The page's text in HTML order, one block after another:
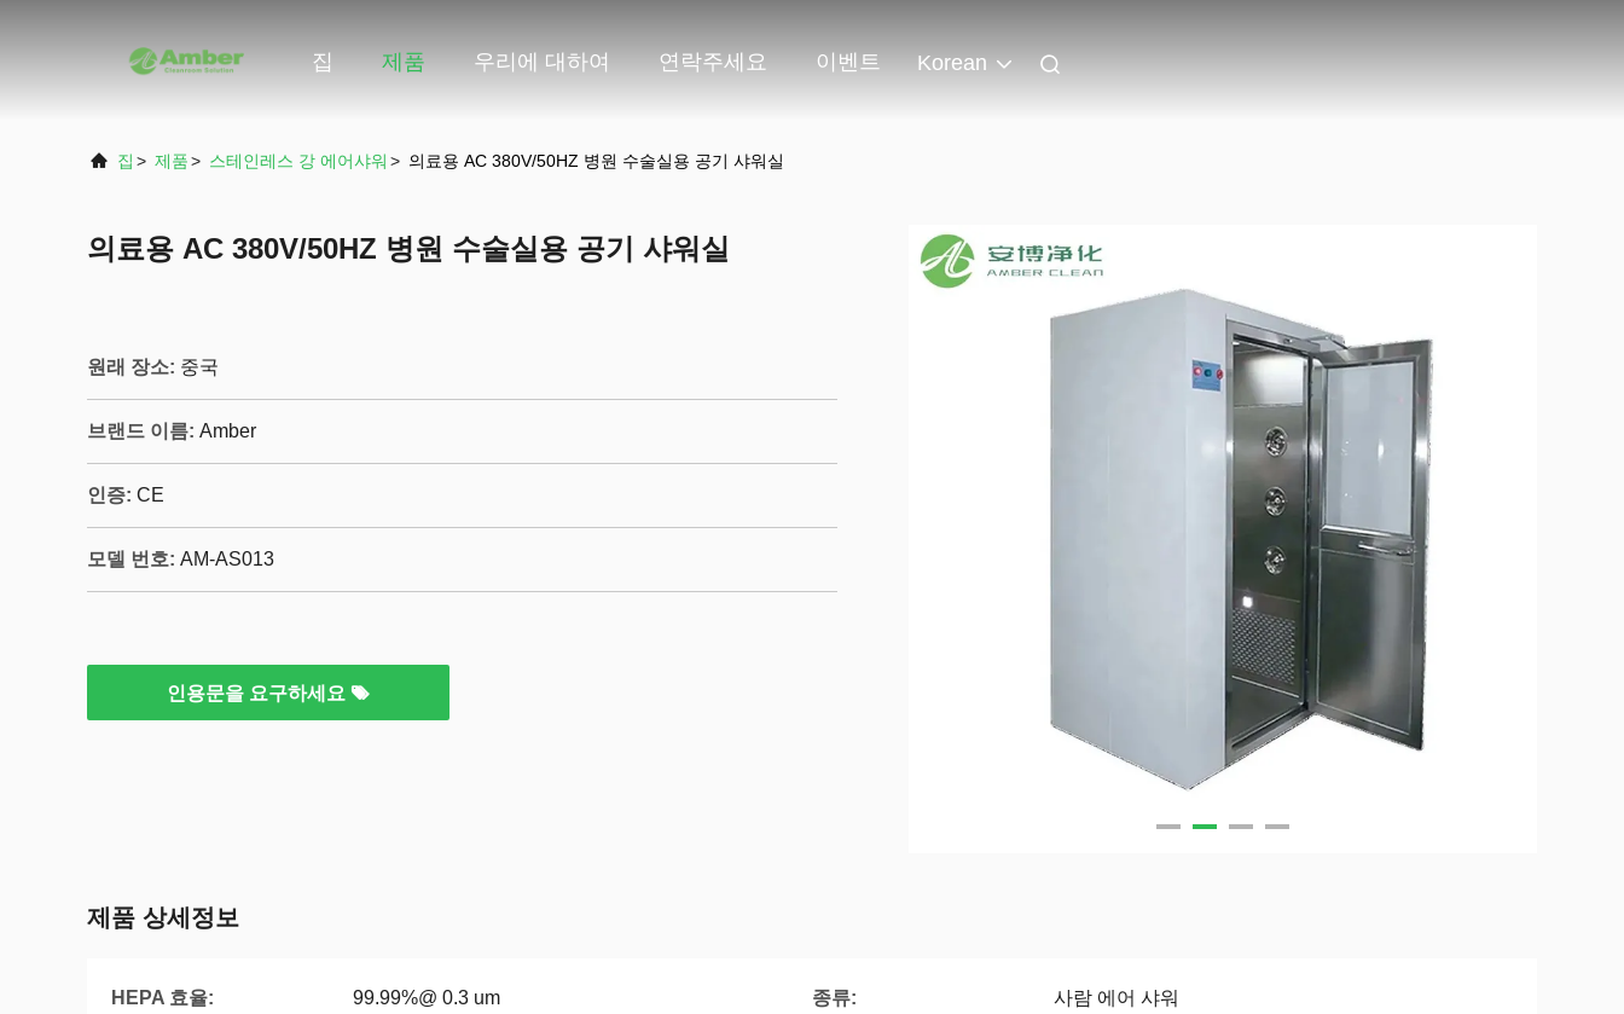
집 제품 우리에 대하여 연락주세요 이벤트 Korean
집 > 제품> 스테인레스 강 에어샤워 > 의료용 AC 380V/50HZ 병원 수술실용 공기 샤워실
의료용 AC 380V/50HZ 병원 수술실용 공기 샤워실
원래 장소: 중국
브랜드 이름: Amber
인증: CE
모델 번호: AM-AS013
인용문을 요구하세요
제품 상세정보
HEPA 효율: 99.99%@ 0.3 um 종류: 사람 에어 샤워